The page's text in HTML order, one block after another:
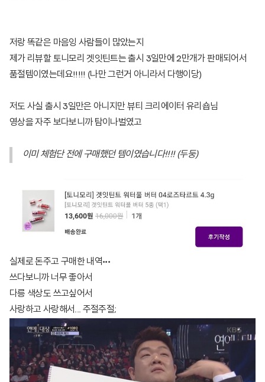
저랑 똑같은 마음잉 사람들이 많았는지
제가 리뷰할 토니모리 겟잇틴트는 출시 3일만에 2만개가 판매되어서
품절템이였는데요!!!!! (나만 그런거 아니라서 다행이당)
저도 사실 출시 3일만은 아니지만 뷰티 크리에이터 유리숍님
영상을 자주 보다보니까 탐이나벌였고
이미 체험단 전에 구매했던 템이였습니다!!!! (두둥)
실제로 돈주고 구매한 내역•••
쓰다보니까 너무 좋아서
다릉 색상도 쓰고싶어서
사랑하고 사랑해서... 주절주절;